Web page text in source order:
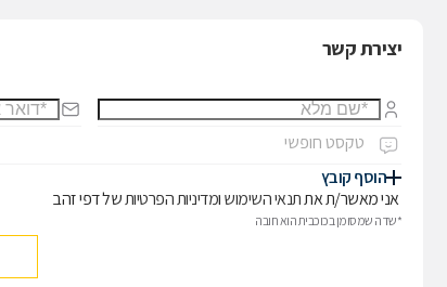
יצירת קשר
הוסף קובץ
אני מאשר/ת אתתנאי השימושומדיניות הפרטיותשל דפי זהב
*שדה שמסומן בכוכבית הוא חובה